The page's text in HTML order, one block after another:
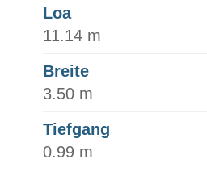
Loa
11.14 m
Breite
3.50 m
Tiefgang
0.99 m